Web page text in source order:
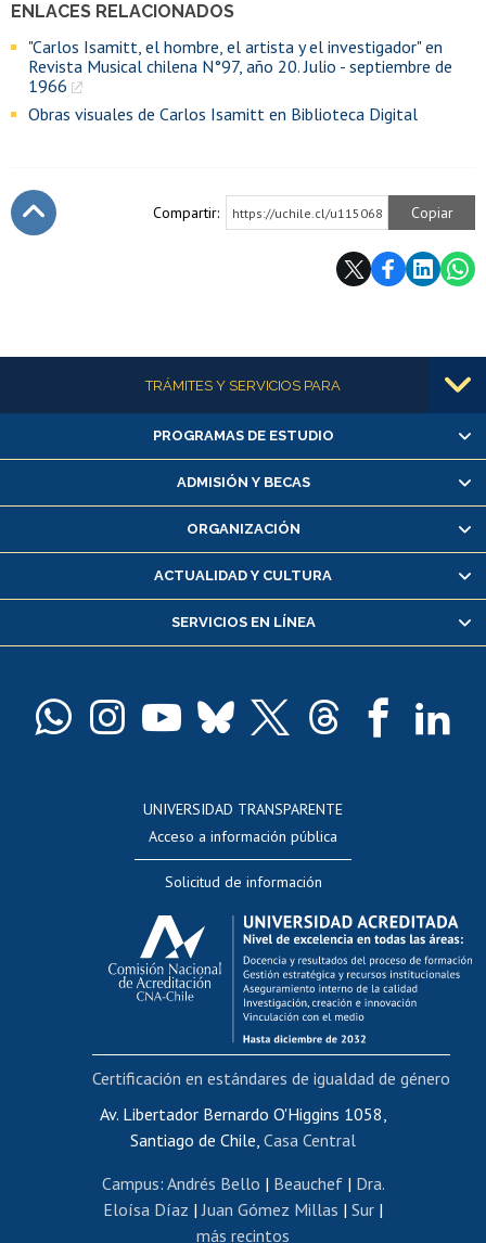
ENLACES RELACIONADOS
"Carlos Isamitt, el hombre, el artista y el investigador" en
Revista Musical chilena N°97, año 20. Julio - septiembre de
1966
Obras visuales de Carlos Isamitt en Biblioteca Digital
Compartir: https://uchile.cl/u115068 Copiar
Más informaciónTRÁMITES Y SERVICIOS PARA
Alumnas/os y exalumnas/os
Matrícula en línea
Inscripción y cambio de asignaturas
Consulta y certificado de notas
Servicio médico y dental
Pago de arancel y crédito alumnos
Docentes
Evaluación docente
Calificación académica
Postulación al AUCAI
Funcionarias/os
Cursos internos de capacitación
Bienestar del personal
Portal de movilidad interna
Certificado de renta
Certificado de renta honorarios
Editar páginas blancas
PROGRAMAS DE ESTUDIO
ADMISIÓN Y BECAS
ORGANIZACIÓN
ACTUALIDAD Y CULTURA
SERVICIOS EN LÍNEA
UNIVERSIDAD TRANSPARENTE
Acceso a información pública
Solicitud de información
Av. Libertador Bernardo O'Higgins 1058,
Santiago de Chile, Casa Central
Campus: Andrés Bello | Beauchef| Dra.
Eloísa Díaz |Juan Gómez Millas | Sur |
más recintos
Certificación en estándares de igualdad de género